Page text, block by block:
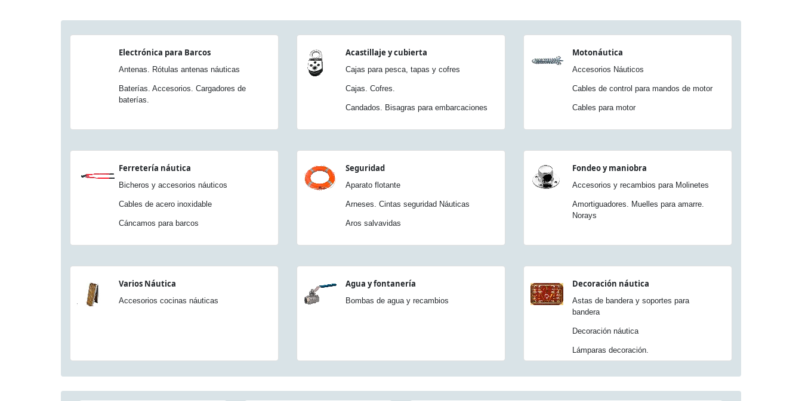
Electrónica para Barcos
Antenas. Rótulas antenas náuticas
Baterías. Accesorios. Cargadores de
baterías.
Acastillaje y cubierta
Cajas para pesca, tapas y cofres
Cajas. Cofres.
Candados. Bisagras para embarcaciones
Motonáutica
Accesorios Náuticos
Cables de control para mandos de motor
Cables para motor
Ferretería náutica
Bicheros y accesorios náuticos
Cables de acero inoxidable
Cáncamos para barcos
Seguridad
Aparato flotante
Arneses. Cintas seguridad Náuticas
Aros salvavidas
Fondeo y maniobra
Accesorios y recambios para Molinetes
Amortiguadores. Muelles para amarre.
Norays
Varios Náutica
Accesorios cocinas náuticas
Agua y fontanería
Bombas de agua y recambios
Decoración náutica
Astas de bandera y soportes para
bandera
Decoración náutica
Lámparas decoración.